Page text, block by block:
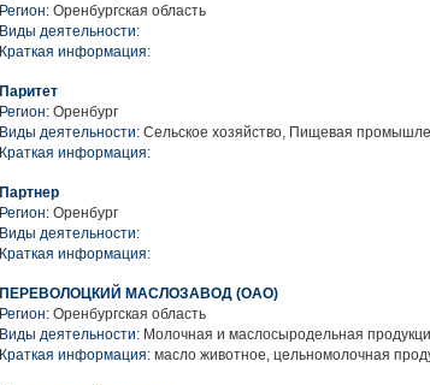
Регион: Оренбургская область
Виды деятельности:
Краткая информация:
Паритет
Регион: Оренбург
Виды деятельности: Сельское хозяйство, Пищевая
Краткая информация:
Партнер
Регион: Оренбург
Виды деятельности:
Краткая информация:
ПЕРЕВОЛОЦКИЙ МАСЛОЗАВОД (ОАО)
Регион: Оренбургская область
Виды деятельности: Молочная и маслосыродельная
Краткая информация: масло животное, цельномолочная